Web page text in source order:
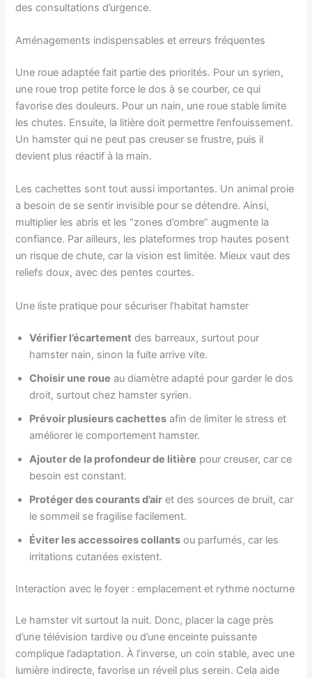
des consultations d’urgence.
Aménagements indispensables et erreurs fréquentes
Une roue adaptée fait partie des priorités. Pour un syrien,
une roue trop petite force le dos à se courber, ce qui
favorise des douleurs. Pour un nain, une roue stable limite
les chutes. Ensuite, la litière doit permettre l’enfouissement.
Un hamster qui ne peut pas creuser se frustre, puis il
devient plus réactif à la main.
Les cachettes sont tout aussi importantes. Un animal proie
a besoin de se sentir invisible pour se détendre. Ainsi,
multiplier les abris et les “zones d’ombre” augmente la
confiance. Par ailleurs, les plateformes trop hautes posent
un risque de chute, car la vision est limitée. Mieux vaut des
reliefs doux, avec des pentes courtes.
Une liste pratique pour sécuriser l’habitat hamster
Vérifier l’écartement des barreaux, surtout pour
hamster nain, sinon la fuite arrive vite.
Choisir une roue au diamètre adapté pour garder le dos
droit, surtout chez hamster syrien.
Prévoir plusieurs cachettes afin de limiter le stress et
améliorer le comportement hamster.
Ajouter de la profondeur de litière pour creuser, car ce
besoin est constant.
Protéger des courants d’air et des sources de bruit, car
le sommeil se fragilise facilement.
Éviter les accessoires collants ou parfumés, car les
irritations cutanées existent.
Interaction avec le foyer : emplacement et rythme nocturne
Le hamster vit surtout la nuit. Donc, placer la cage près
d’une télévision tardive ou d’une enceinte puissante
complique l’adaptation. À l’inverse, un coin stable, avec une
lumière indirecte, favorise un réveil plus serein. Cela aide